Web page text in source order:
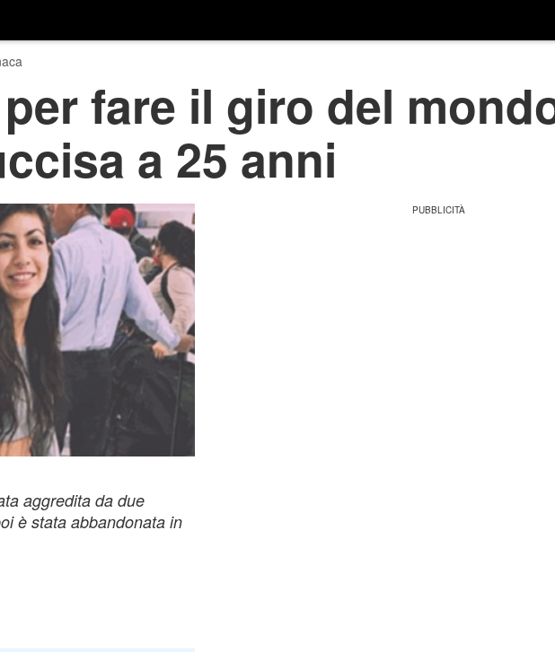
fare il giro del
a 25 anni
aggredita da due
è stata abbandonata in